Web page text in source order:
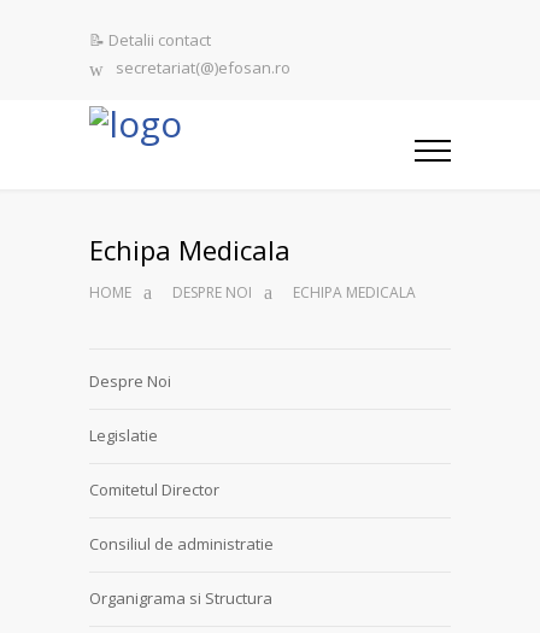
📝 Detalii contact
secretariat(@)efosan.ro
Echipa Medicala
HOME DESPRE NOI ECHIPA MEDICALA
Despre Noi
Legislatie
Comitetul Director
Consiliul de administratie
Organigrama si Structura